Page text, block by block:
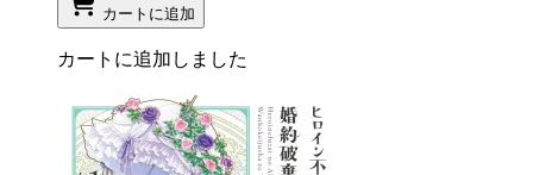
カートに追加
カートに追加しました